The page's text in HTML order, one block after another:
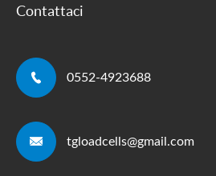
Contattaci
 0552-4923688
 tgloadcells@gmail.com